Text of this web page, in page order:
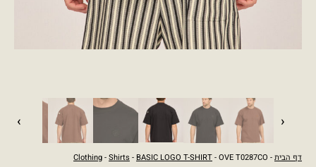
‹
›
דף הבית-
Clothing-Shirts- BASIC LOGO T-SHIRT- OVE T0287CO